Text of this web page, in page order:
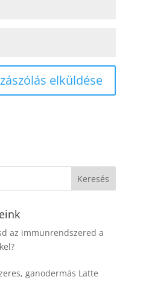
az immunrendszered a
ganodermás Latte